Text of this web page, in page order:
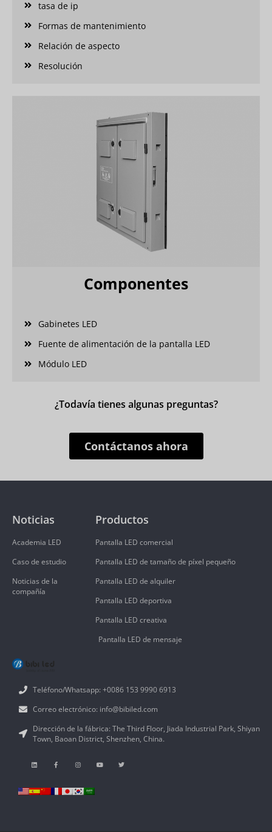
tasa de ip
Formas de mantenimiento
Relación de aspecto
Resolución
Componentes
Gabinetes LED
Fuente de alimentación de la pantalla LED
Módulo LED
¿Todavía tienes algunas preguntas?
Contáctanos ahora
Teléfono/Whatsapp: +0086 153 9990 6913
Correo electrónico: info@bibiled.com
Dirección de la fábrica: The Third Floor, Jiada Industrial Park, Shiyan
Town, Baoan District, Shenzhen, China.
Productos
Pantalla LED comercial
Pantalla LED de tamaño de píxel pequeño
Pantalla LED de alquiler
Pantalla LED deportiva
Pantalla LED creativa
Pantalla LED de mensaje
Noticias
Academia LED
Caso de estudio
Noticias de la
compañía